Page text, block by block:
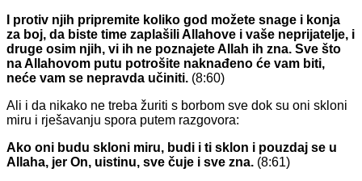
I protiv njih pripremite koliko god možete snage i konja
za boj, da biste time zaplašili Allahove i vaše neprijatelje, i
druge osim njih, vi ih ne poznajete Allah ih zna. Sve što
na Allahovom putu potrošite naknađeno će vam biti,
neće vam se nepravda učiniti. (8:60)
Ali i da nikako ne treba žuriti s borbom sve dok su oni skloni
miru i rješavanju spora putem razgovora:
Ako oni budu skloni miru, budi i ti sklon i pouzdaj se u
Allaha, jer On, uistinu, sve čuje i sve zna. (8:61)